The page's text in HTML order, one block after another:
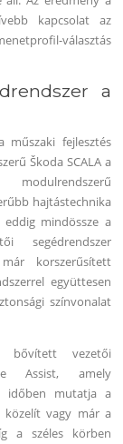
kapcsolat az
választás
a
műszaki fejlesztés
Škoda SCALA a
hajtástechnika
mindössze a
segédrendszer
korszerűsített
együttesen
színvonalat
bővített vezetői
Assist, amely
időben mutatja a
közelít vagy már a
a széles körben